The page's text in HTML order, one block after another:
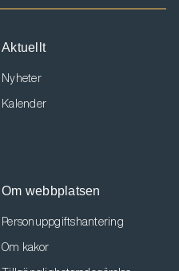
Aktuellt
Nyheter
Kalender
Om webbplatsen
Personuppgiftshantering
Om kakor